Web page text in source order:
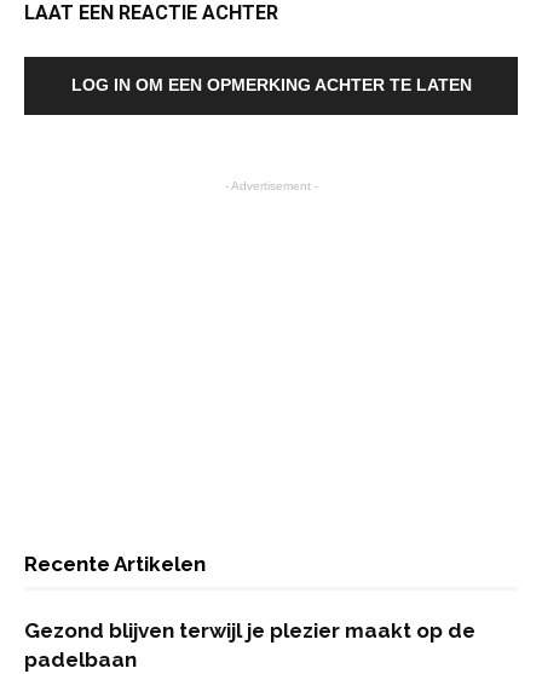
LAAT EEN REACTIE ACHTER
LOG IN OM EEN OPMERKING ACHTER TE LATEN
- Advertisement -
Recente Artikelen
Gezond blijven terwijl je plezier maakt op de
padelbaan